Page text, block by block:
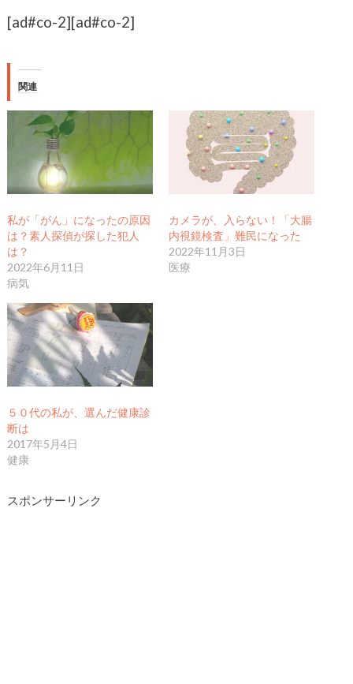
[ad#co-2][ad#co-2]
関連
私が「がん」になったの原因
は？素人探偵が探した犯人
は？
2022年6月11日
病気
カメラが、入らない！「大腸
内視鏡検査」難民になった
2022年11月3日
医療
５０代の私が、選んだ健康診
断は
2017年5月4日
健康
スポンサーリンク